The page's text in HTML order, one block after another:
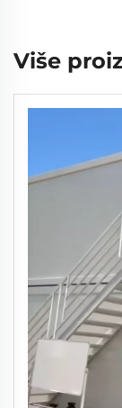
Više